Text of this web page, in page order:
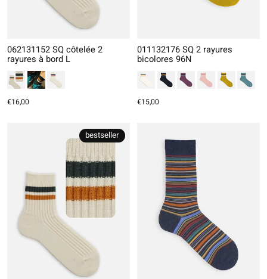
062131152 SQ côtelée 2
rayures à bord L
€16,00
011132176 SQ 2 rayures
bicolores 96N
€15,00
bestseller